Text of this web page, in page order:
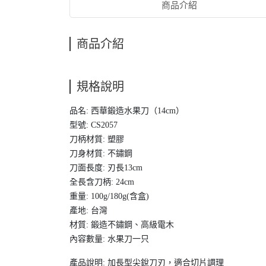
商品介紹
商品介紹
規格說明
品名: 西華鍛造水果刀（14cm）
型號: CS2057
刀柄材質: 塑膠
刀身材質: 不鏽鋼
刀面長度: 刃長13cm
全長含刀柄: 24cm
重量: 100g/180g(含盒)
產地: 台灣
材質: 鍛造不鏽鋼、高級電木
內容數量: 水果刀一只
產品說明: 加長型尖銳刀刃，適合切片調理